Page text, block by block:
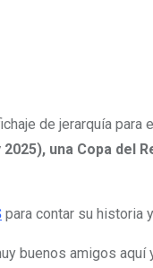
de jerarquía para
una Copa del
para contar su historia
buenos amigos